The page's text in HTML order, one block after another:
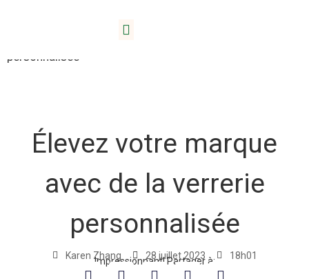
/ Élevez votre marque avec de la verrerie
personnalisée
Élevez votre marque
avec de la verrerie
personnalisée
Karen Zhang 28 juillet 2023 18h01
Impressionnant! Partager à: